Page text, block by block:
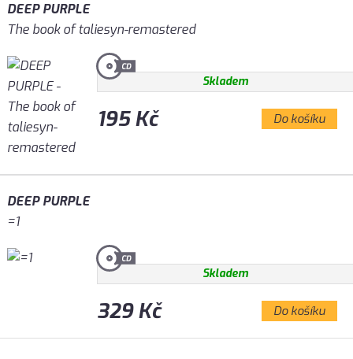
DEEP PURPLE
The book of taliesyn-remastered
Skladem
195 Kč Do košíku
DEEP PURPLE
=1
Skladem
329 Kč Do košíku